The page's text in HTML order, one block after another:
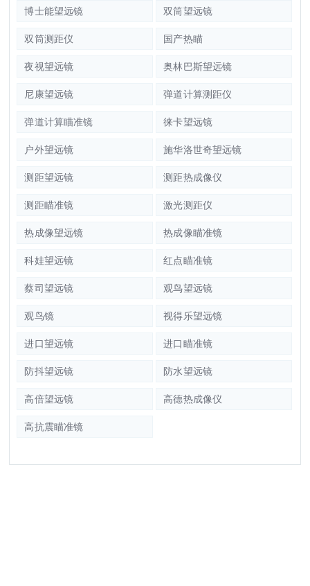
博士能望远镜 双筒望远镜
双筒测距仪 国产热瞄
夜视望远镜 奥林巴斯望远镜
尼康望远镜 弹道计算测距仪
弹道计算瞄准镜 徕卡望远镜
户外望远镜 施华洛世奇望远镜
测距望远镜 测距热成像仪
测距瞄准镜 激光测距仪
热成像望远镜 热成像瞄准镜
科娃望远镜 红点瞄准镜
蔡司望远镜 观鸟望远镜
观鸟镜 视得乐望远镜
进口望远镜 进口瞄准镜
防抖望远镜 防水望远镜
高倍望远镜 高德热成像仪
高抗震瞄准镜